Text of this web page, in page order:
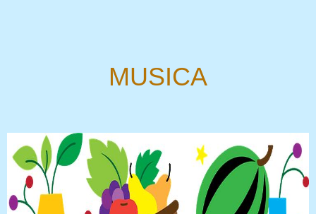
MUSICA